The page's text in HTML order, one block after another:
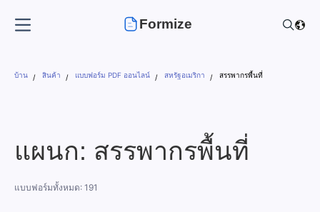
Formize
บ้าน สินค้า แบบฟอร์ม PDF ออนไลน์ สหรัฐอเมริกา สรรพากรพื้นที่
แผนก: สรรพากรพื้นที่
แบบฟอร์มทั้งหมด: 191